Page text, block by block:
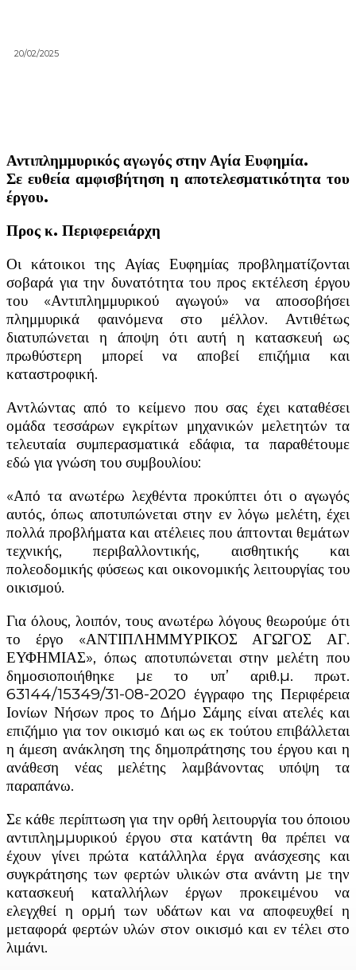
20/02/2025
Αντιπλημμυρικός αγωγός στην Αγία Ευφημία.
Σε ευθεία αμφισβήτηση η αποτελεσματικότητα του
έργου.
Προς κ. Περιφερειάρχη
Οι κάτοικοι της Αγίας Ευφημίας προβληματίζονται
σοβαρά για την δυνατότητα του προς εκτέλεση έργου
του «Αντιπλημμυρικού αγωγού» να αποσοβήσει
πλημμυρικά φαινόμενα στο μέλλον. Αντιθέτως
διατυπώνεται η άποψη ότι αυτή η κατασκευή ως
πρωθύστερη μπορεί να αποβεί επιζήμια και
καταστροφική.
Αντλώντας από το κείμενο που σας έχει καταθέσει
ομάδα τεσσάρων εγκρίτων μηχανικών μελετητών τα
τελευταία συμπερασματικά εδάφια, τα παραθέτουμε
εδώ για γνώση του συμβουλίου:
«Από τα ανωτέρω λεχθέντα προκύπτει ότι ο αγωγός
αυτός, όπως αποτυπώνεται στην εν λόγω μελέτη, έχει
πολλά προβλήματα και ατέλειες που άπτονται θεμάτων
τεχνικής, περιβαλλοντικής, αισθητικής και
πολεοδομικής φύσεως και οικονομικής λειτουργίας του
οικισμού.
Για όλους, λοιπόν, τους ανωτέρω λόγους θεωρούμε ότι
το έργο «ΑΝΤΙΠΛΗΜΜΥΡΙΚΟΣ ΑΓΩΓΟΣ ΑΓ.
ΕΥΦΗΜΙΑΣ», όπως αποτυπώνεται στην μελέτη που
δημοσιοποιήθηκε µε το υπ’ αριθ.µ. πρωτ.
63144/15349/31-08-2020 έγγραφο της Περιφέρεια
Ιονίων Νήσων προς το ∆ήµο Σάμης είναι ατελές και
επιζήμιο για τον οικισμό και ως εκ τούτου επιβάλλεται
η άμεση ανάκληση της δημοπράτησης του έργου και η
ανάθεση νέας μελέτης λαμβάνοντας υπόψη τα
παραπάνω.
Σε κάθε περίπτωση για την ορθή λειτουργία του όποιου
αντιπληµµυρικού έργου στα κατάντη θα πρέπει να
έχουν γίνει πρώτα κατάλληλα έργα ανάσχεσης και
συγκράτησης των φερτών υλικών στα ανάντη µε την
κατασκευή καταλλήλων έργων προκειμένου να
ελεγχθεί η ορµή των υδάτων και να αποφευχθεί η
μεταφορά φερτών υλών στον οικισμό και εν τέλει στο
λιμάνι.